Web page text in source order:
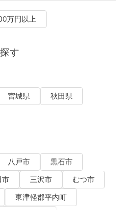
万円以上
す
宮城県
秋田県
八戸市
黒石市
市 三沢市
むつ市
東津軽郡平内町